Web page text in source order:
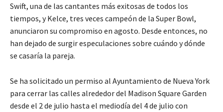
Swift, una de las cantantes más exitosas de todos los
tiempos, y Kelce, tres veces campeón de la ​Super Bowl,
anunciaron su compromiso en agosto. Desde entonces, no
han dejado de surgir especulaciones sobre cuándo y dónde
se casaría la pareja.
Se ha solicitado un permiso al Ayuntamiento de Nueva York
para cerrar las calles alrededor del Madison Square Garden
desde el 2 de ‌julio hasta el mediodía del ⁠4 de julio con